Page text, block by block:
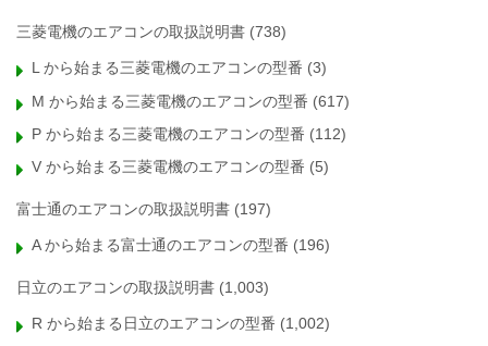
三菱電機のエアコンの取扱説明書 (738)
L から始まる三菱電機のエアコンの型番 (3)
M から始まる三菱電機のエアコンの型番 (617)
P から始まる三菱電機のエアコンの型番 (112)
V から始まる三菱電機のエアコンの型番 (5)
富士通のエアコンの取扱説明書 (197)
A から始まる富士通のエアコンの型番 (196)
日立のエアコンの取扱説明書 (1,003)
R から始まる日立のエアコンの型番 (1,002)